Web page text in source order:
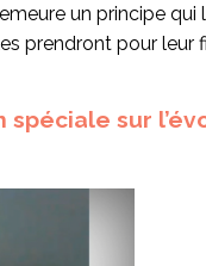
un principe qui
prendront pour leur
spéciale sur